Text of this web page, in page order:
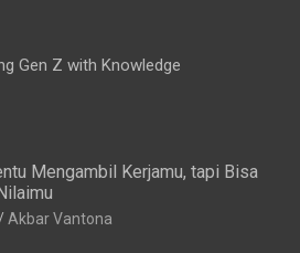
Gen Z with Knowledge
Mengambil Kerjamu, tapi Bisa
Akbar Vantona